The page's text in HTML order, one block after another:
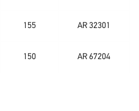
155 AR 32301
150 AR 67204